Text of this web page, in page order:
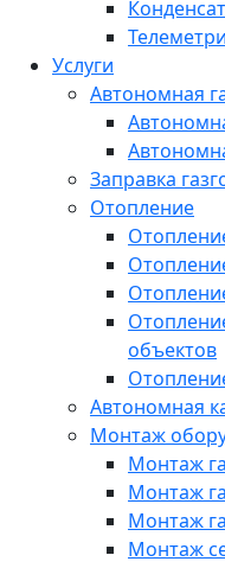
Услуги
Автономная
Заправка
Отопление
объектов
Автономная
Монтаж
Монтаж
Монтаж
Монтаж
Монтаж